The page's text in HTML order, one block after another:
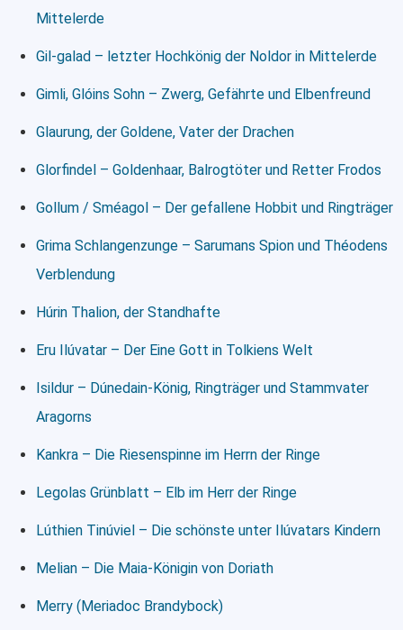
Mittelerde
Gil-galad – letzter Hochkönig der Noldor in Mittelerde
Gimli, Glóins Sohn – Zwerg, Gefährte und Elbenfreund
Glaurung, der Goldene, Vater der Drachen
Glorfindel – Goldenhaar, Balrogtöter und Retter Frodos
Gollum / Sméagol – Der gefallene Hobbit und Ringträger
Grima Schlangenzunge – Sarumans Spion und Théodens
Verblendung
Húrin Thalion, der Standhafte
Eru Ilúvatar – Der Eine Gott in Tolkiens Welt
Isildur – Dúnedain-König, Ringträger und Stammvater
Aragorns
Kankra – Die Riesenspinne im Herrn der Ringe
Legolas Grünblatt – Elb im Herr der Ringe
Lúthien Tinúviel – Die schönste unter Ilúvatars Kindern
Melian – Die Maia-Königin von Doriath
Merry (Meriadoc Brandybock)